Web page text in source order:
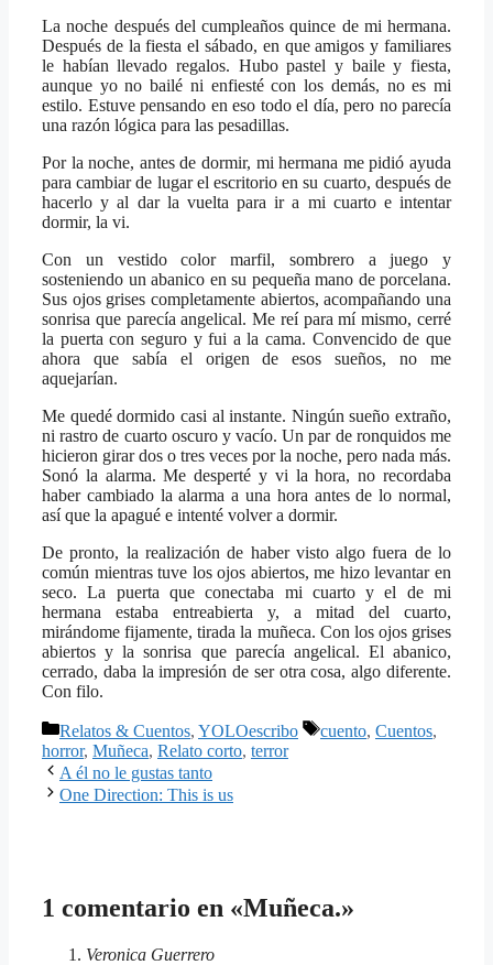
La noche después del cumpleaños quince de mi hermana.
Después de la fiesta el sábado, en que amigos y familiares
le habían llevado regalos. Hubo pastel y baile y fiesta,
aunque yo no bailé ni enfiesté con los demás, no es mi
estilo. Estuve pensando en eso todo el día, pero no parecía
una razón lógica para las pesadillas.
Por la noche, antes de dormir, mi hermana me pidió ayuda
para cambiar de lugar el escritorio en su cuarto, después de
hacerlo y al dar la vuelta para ir a mi cuarto e intentar
dormir, la vi.
Con un vestido color marfil, sombrero a juego y
sosteniendo un abanico en su pequeña mano de porcelana.
Sus ojos grises completamente abiertos, acompañando una
sonrisa que parecía angelical. Me reí para mí mismo, cerré
la puerta con seguro y fui a la cama. Convencido de que
ahora que sabía el origen de esos sueños, no me
aquejarían.
Me quedé dormido casi al instante. Ningún sueño extraño,
ni rastro de cuarto oscuro y vacío. Un par de ronquidos me
hicieron girar dos o tres veces por la noche, pero nada más.
Sonó la alarma. Me desperté y vi la hora, no recordaba
haber cambiado la alarma a una hora antes de lo normal,
así que la apagué e intenté volver a dormir.
De pronto, la realización de haber visto algo fuera de lo
común mientras tuve los ojos abiertos, me hizo levantar en
seco. La puerta que conectaba mi cuarto y el de mi
hermana estaba entreabierta y, a mitad del cuarto,
mirándome fijamente, tirada la muñeca. Con los ojos grises
abiertos y la sonrisa que parecía angelical. El abanico,
cerrado, daba la impresión de ser otra cosa, algo diferente.
Con filo.
Categorías
Relatos & Cuentos, YOLOescribo Etiquetas
cuento, Cuentos,
horror, Muñeca, Relato corto, terror
A él no le gustas tanto
One Direction: This is us
1 comentario en «Muñeca.»
Veronica Guerrero